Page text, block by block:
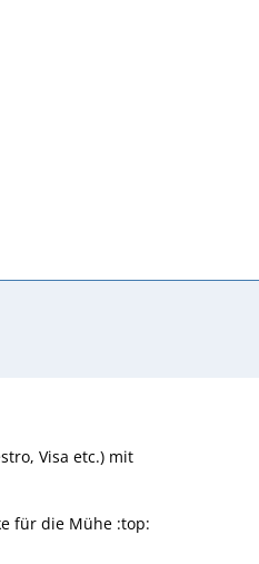
Visa etc.) mit
für die Mühe :top: